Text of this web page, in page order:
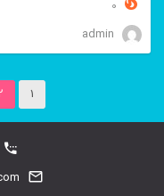
admin
1